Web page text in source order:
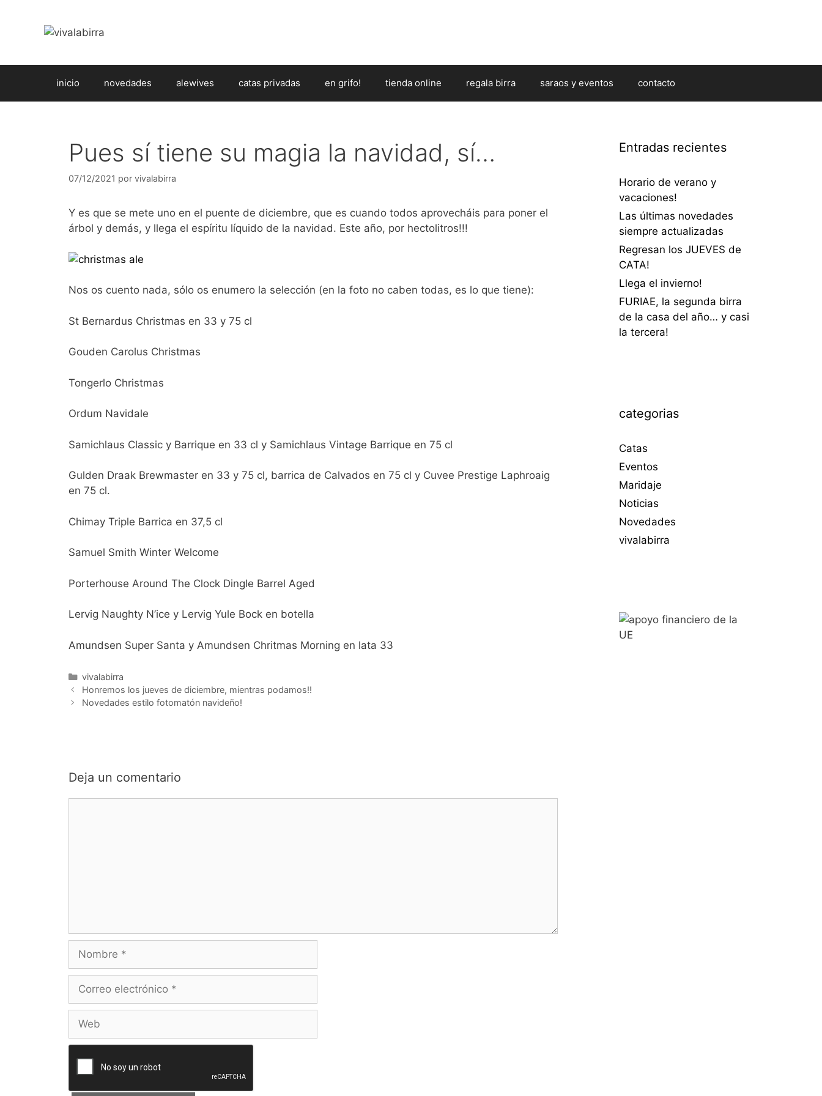
contenido
inicio novedades alewives catas privadas en grifo! tienda online regala birra saraos y eventos contacto
Pues sí tiene su magia la navidad, sí…
07/12/2021 por vivalabirra
Y es que se mete uno en el puente de diciembre, que es cuando todos aprovecháis para poner el
árbol y demás, y llega el espíritu líquido de la navidad. Este año, por hectolitros!!!
Nos os cuento nada, sólo os enumero la selección (en la foto no caben todas, es lo que tiene):
St Bernardus Christmas en 33 y 75 cl
Gouden Carolus Christmas
Tongerlo Christmas
Ordum Navidale
Samichlaus Classic y Barrique en 33 cl y Samichlaus Vintage Barrique en 75 cl
Gulden Draak Brewmaster en 33 y 75 cl, barrica de Calvados en 75 cl y Cuvee Prestige Laphroaig
en 75 cl.
Chimay Triple Barrica en 37,5 cl
Samuel Smith Winter Welcome
Porterhouse Around The Clock Dingle Barrel Aged
Lervig Naughty N’ice y Lervig Yule Bock en botella
Amundsen Super Santa y Amundsen Chritmas Morning en lata 33
Categorías
vivalabirra
Honremos los jueves de diciembre, mientras podamos!!
Novedades estilo fotomatón navideño!
Deja un comentario
Nombre
Correo
Web
Entradas recientes
Horario de verano y
vacaciones!
Las últimas novedades
siempre actualizadas
Regresan los JUEVES de
CATA!
Llega el invierno!
FURIAE, la segunda birra
de la casa del año… y casi
la tercera!
categorias
Catas
Eventos
Maridaje
Noticias
Novedades
vivalabirra